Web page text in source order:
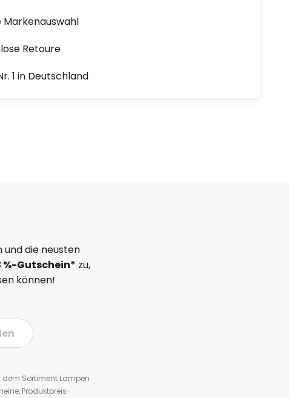
Retoure
1 in Deutschland
und die neusten
%-Gutschein* zu,
können!
dem Sortiment Lampen
Produktpreis-